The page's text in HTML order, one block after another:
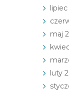
maj
luty